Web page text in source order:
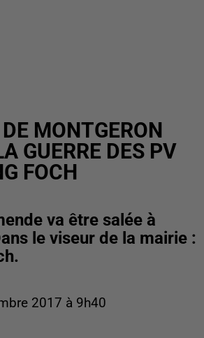
MONTGERON
GUERRE DES PV
FOCH
va être salée à
le viseur de la mairie :
2017 à 9h40